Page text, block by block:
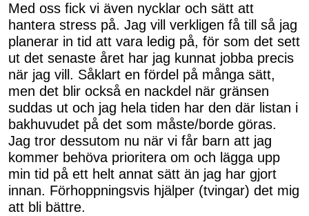
Med oss fick vi även nycklar och sätt att
hantera stress på. Jag vill verkligen få till så jag
planerar in tid att vara ledig på, för som det sett
ut det senaste året har jag kunnat jobba precis
när jag vill. Såklart en fördel på många sätt,
men det blir också en nackdel när gränsen
suddas ut och jag hela tiden har den där listan i
bakhuvudet på det som måste/borde göras.
Jag tror dessutom nu när vi får barn att jag
kommer behöva prioritera om och lägga upp
min tid på ett helt annat sätt än jag har gjort
innan. Förhoppningsvis hjälper (tvingar) det mig
att bli bättre.